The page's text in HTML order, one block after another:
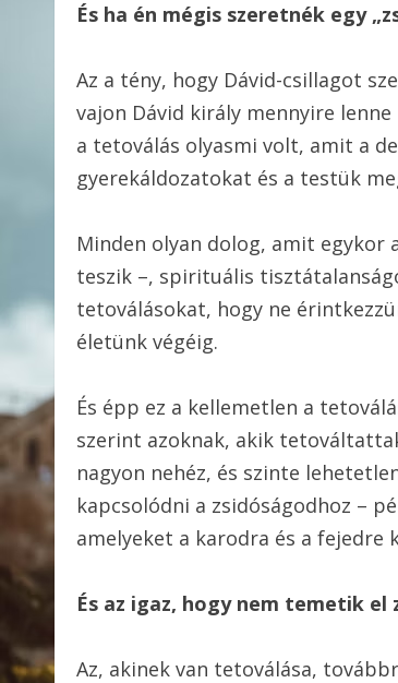
És ha én mégis szeretnék egy
Az a tény, hogy Dávid-csillagot
vajon Dávid király mennyire
a tetoválás olyasmi volt, amit a
gyerekáldozatokat és a testük
Minden olyan dolog, amit egykor
teszik –, spirituális
tetoválásokat, hogy ne
életünk végéig.
És épp ez a kellemetlen a
szerint azoknak, akik
nagyon nehéz, és szinte
kapcsolódni a zsidóságodhoz –
amelyeket a karodra és a fejedre
És az igaz, hogy nem temetik
Az, akinek van tetoválása,